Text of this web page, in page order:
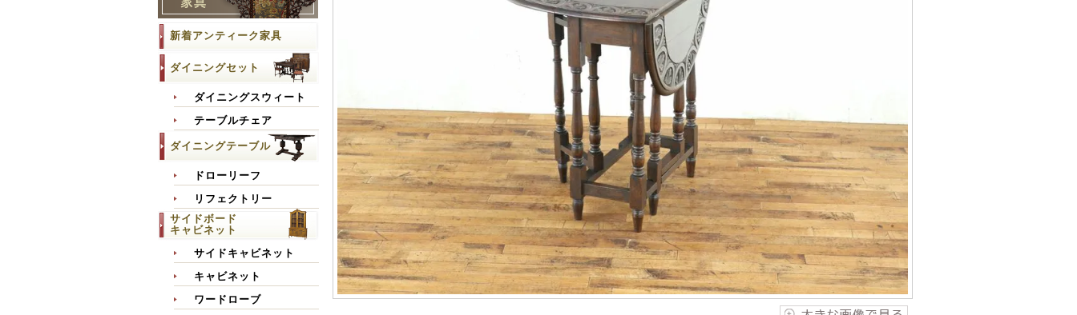
新着アンティーク家具
ダイニングセット
ダイニングスウィート
テーブルチェア
ダイニングテーブル
ドローリーフ
リフェクトリー
サイドボード
キャビネット
サイドキャビネット
キャビネット
ワードローブ